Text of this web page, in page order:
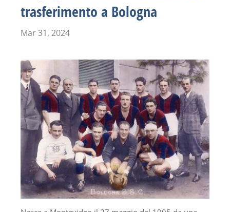
trasferimento a Bologna
Mar 31, 2024